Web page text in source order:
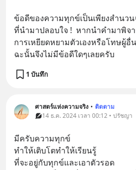
ข้อดีของความทุกข์เป็นเพียงสำนว
ที่นำมาปลอบใจ !  หากนำคำมาพิจ
การเหยียดหยามตัวเองหรือโทษผู้อื่
ฉะนั้นจึงไม่มีข้อดีใดๆเลยครับ
1 บันทึก
ศาสตร์แห่งความจริง • ติดตาม
14 ธ.ค. 2024 เวลา 00:12 • ปรัชญา
มีครับความทุกข์
ทำให้เติบโตทำให้เรียนรู้
ที่จะอยู่กับทุกข์และเอาตัวรอด